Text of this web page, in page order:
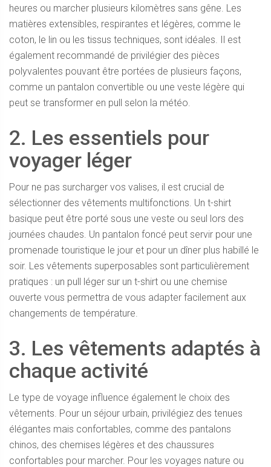
heures ou marcher plusieurs kilomètres sans gêne. Les
matières extensibles, respirantes et légères, comme le
coton, le lin ou les tissus techniques, sont idéales. Il est
également recommandé de privilégier des pièces
polyvalentes pouvant être portées de plusieurs façons,
comme un pantalon convertible ou une veste légère qui
peut se transformer en pull selon la météo.
2. Les essentiels pour
voyager léger
Pour ne pas surcharger vos valises, il est crucial de
sélectionner des vêtements multifonctions. Un t-shirt
basique peut être porté sous une veste ou seul lors des
journées chaudes. Un pantalon foncé peut servir pour une
promenade touristique le jour et pour un dîner plus habillé le
soir. Les vêtements superposables sont particulièrement
pratiques : un pull léger sur un t-shirt ou une chemise
ouverte vous permettra de vous adapter facilement aux
changements de température.
3. Les vêtements adaptés à
chaque activité
Le type de voyage influence également le choix des
vêtements. Pour un séjour urbain, privilégiez des tenues
élégantes mais confortables, comme des pantalons
chinos, des chemises légères et des chaussures
confortables pour marcher. Pour les voyages nature ou